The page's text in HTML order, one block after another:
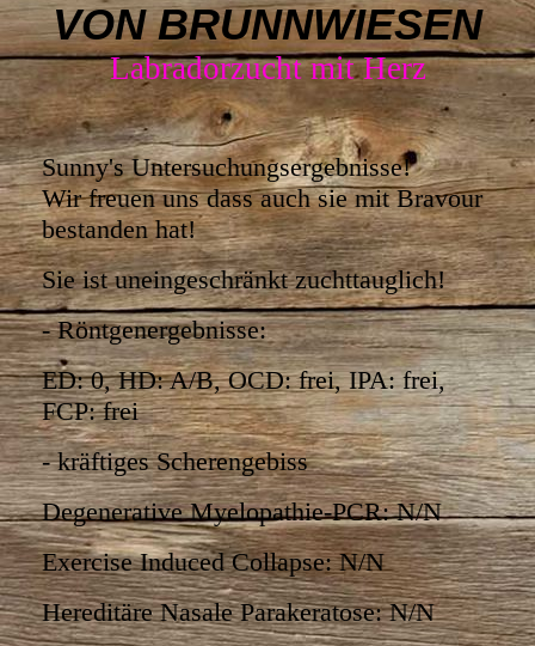
VON BRUNNWIESEN
Labradorzucht mit Herz
Sunny's Untersuchungsergebnisse!
Wir freuen uns dass auch sie mit Bravour
bestanden hat!
Sie ist uneingeschränkt zuchttauglich!
- Röntgenergebnisse:
ED: 0, HD: A/B, OCD: frei, IPA: frei,
FCP: frei
- kräftiges Scherengebiss
Degenerative Myelopathie-PCR: N/N
Exercise Induced Collapse: N/N
Hereditäre Nasale Parakeratose: N/N